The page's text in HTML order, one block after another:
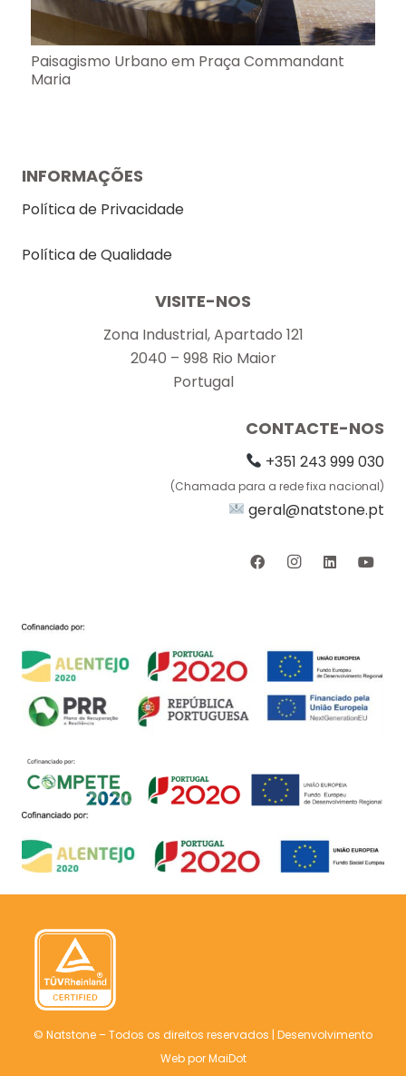
Paisagismo Urbano em Praça Commandant
Maria
INFORMAÇÕES
Política de Privacidade
Política de Qualidade
VISITE-NOS
Zona Industrial, Apartado 121
2040 – 998 Rio Maior
Portugal
CONTACTE-NOS
+351 243 999 030
(Chamada para a rede fixa nacional)
geral@natstone.pt
© Natstone – Todos os direitos reservados | Desenvolvimento
Webpor MaiDot